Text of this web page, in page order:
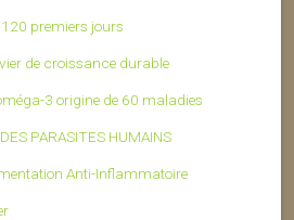
premiers jours
de croissance durable
3 origine de 60 maladies
PARASITES HUMAINS
Anti-Inflammatoire